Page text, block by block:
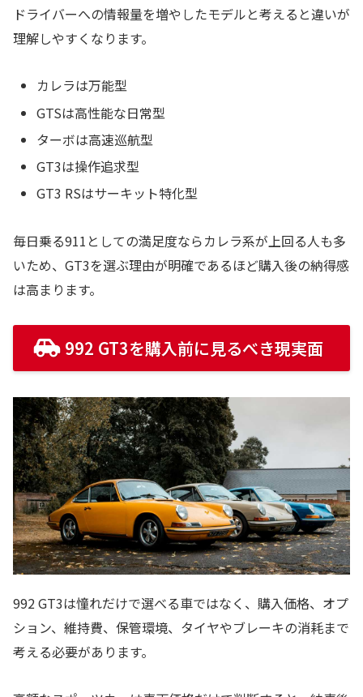
ドライバーへの情報量を増やしたモデルと考えると違いが
理解しやすくなります。
カレラは万能型
GTSは高性能な日常型
ターボは高速巡航型
GT3は操作追求型
GT3 RSはサーキット特化型
毎日乗る911としての満足度ならカレラ系が上回る人も多
いため、GT3を選ぶ理由が明確であるほど購入後の納得感
は高まります。
992 GT3を購入前に見るべき現実面
992 GT3は憧れだけで選べる車ではなく、購入価格、オプ
ション、維持費、保管環境、タイヤやブレーキの消耗まで
考える必要があります。